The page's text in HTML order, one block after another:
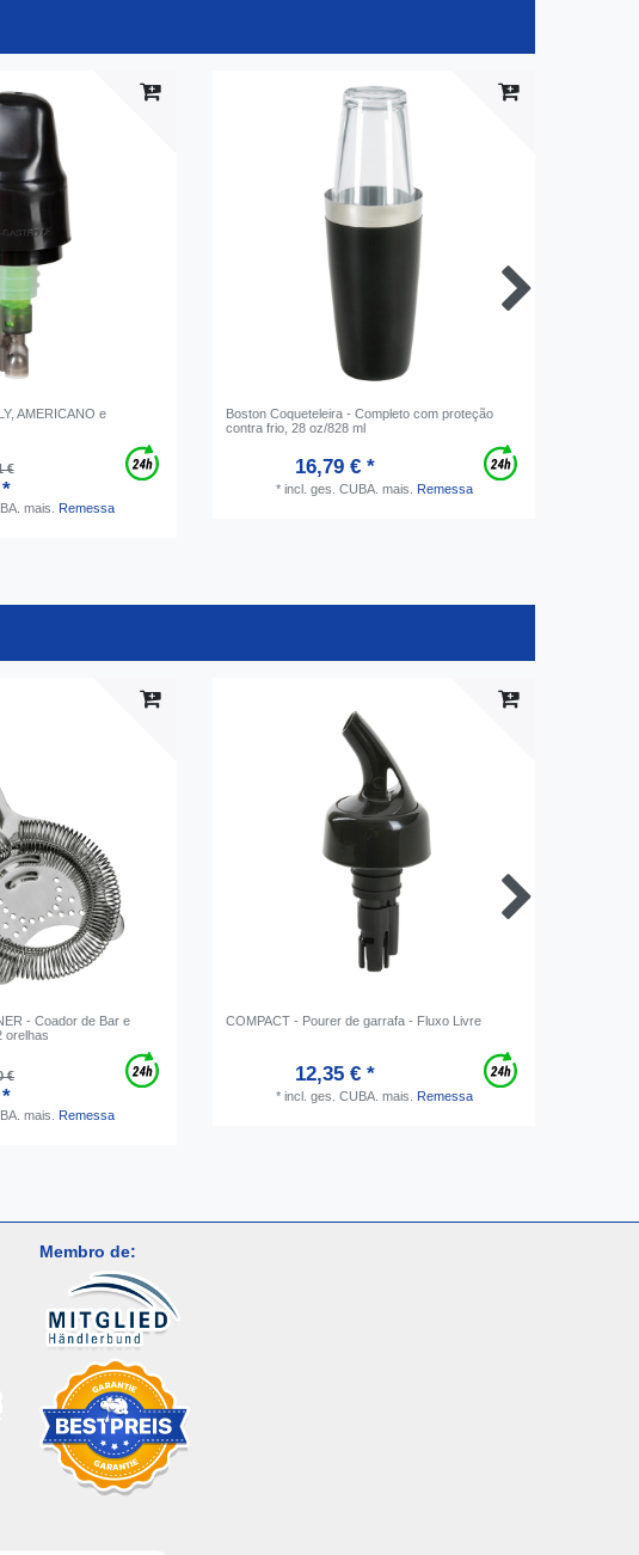
AMERICANO e
€
mais. Remessa
Boston Coqueteleira - Completo com proteção
contra frio, 28 oz/828 ml
16,79 € *
* incl. ges. CUBA. mais. Remessa
- Coador de Bar e
orelhas
€
mais. Remessa
COMPACT - Pourer de garrafa - Fluxo Livre
12,35 € *
* incl. ges. CUBA. mais. Remessa
Membro de: